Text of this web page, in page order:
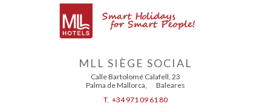
MLL SIÈGE SOCIAL
Calle Bartolomé Calafell, 23
Palma de Mallorca,
Baleares
T. +34 971 09 61 80